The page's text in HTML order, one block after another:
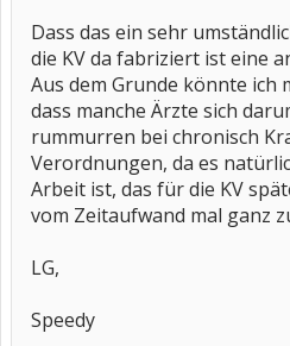
Dass das ein sehr
die KV da fabriziert ist eine
Aus dem Grunde könnte ich
dass manche Ärzte sich
rummurren bei chronisch
Verordnungen, da es
Arbeit ist, das für die KV
vom Zeitaufwand mal ganz
LG,
Speedy